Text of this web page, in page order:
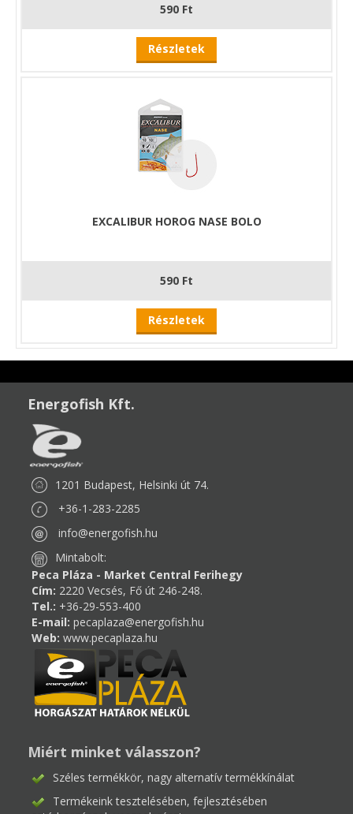
590 Ft
Részletek
EXCALIBUR HOROG NASE BOLO
590 Ft
Részletek
Energofish Kft.
1201 Budapest, Helsinki út 74.
+36-1-283-2285
info@energofish.hu
Mintabolt:
Peca Pláza - Market Central Ferihegy
Cím: 2220 Vecsés, Fő út 246-248.
Tel.: +36-29-553-400
E-mail: pecaplaza@energofish.hu
Web: www.pecaplaza.hu
Miért minket válasszon?
Széles termékkör, nagy alternatív termékkínálat
Termékeink tesztelésében, fejlesztésében